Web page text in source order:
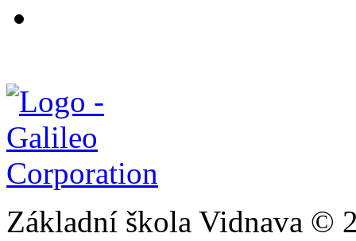
Základní škola Vidnava ©